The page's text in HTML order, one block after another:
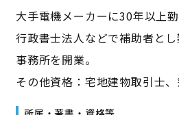
大手電機メーカーに30年以上勤
行政書士法人などで補助者と
事務所を開業。
その他資格：宅地建物取引士